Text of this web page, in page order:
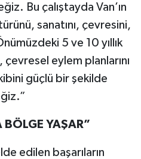
Bu çalıştayda Van’ın
sanatını, çevresini,
5 ve 10 yıllık
çevresel eylem planlarını
güçlü bir şekilde
BÖLGE YAŞAR”
edilen başarıların